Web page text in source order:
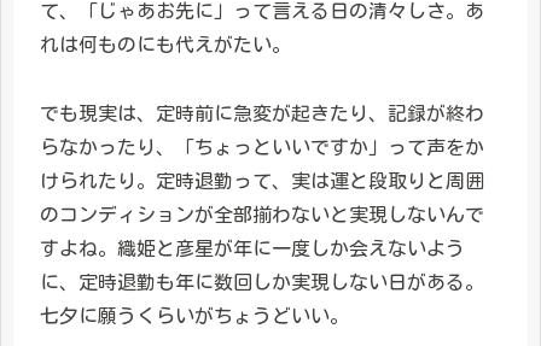
て、「じゃあお先に」って言える日の清々しさ。あ
れは何ものにも代えがたい。
でも現実は、定時前に急変が起きたり、記録が終わ
らなかったり、「ちょっといいですか」って声をか
けられたり。定時退勤って、実は運と段取りと周囲
のコンディションが全部揃わないと実現しないんで
すよね。織姫と彦星が年に一度しか会えないよう
に、定時退勤も年に数回しか実現しない日がある。
七夕に願うくらいがちょうどいい。